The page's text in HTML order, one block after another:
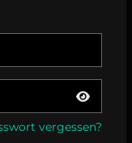
vergessen?